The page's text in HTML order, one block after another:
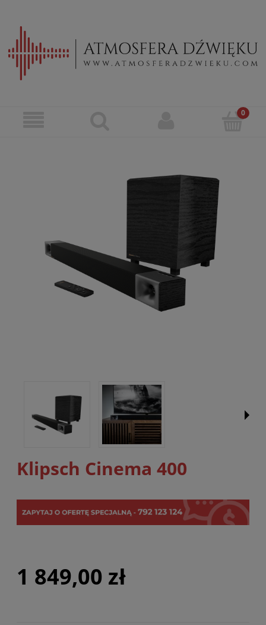
Klipsch Cinema 400
1 849,00 zł